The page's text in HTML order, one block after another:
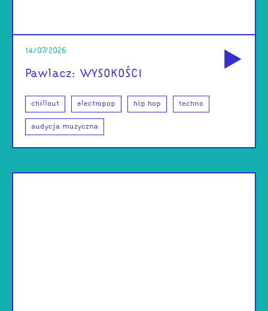
14/07/2026
Pawlacz: WYSOKOŚCI
chillout electropop hip hop techno
audycja muzyczna